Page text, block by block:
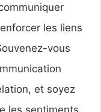
les liens
vous
et soyez
les sentiments